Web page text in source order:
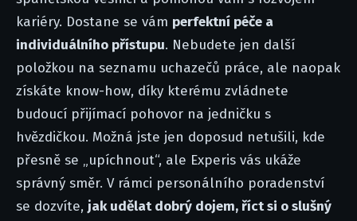
kariéry. Dostane se vám perfektní péče a
individuálního přístupu. Nebudete jen další
položkou na seznamu uchazečů práce, ale naopak
získáte know-how, díky kterému zvládnete
budoucí přijímací pohovor na jedničku s
hvězdičkou. Možná jste jen doposud netušili, kde
přesně se „upíchnout“, ale Experis vás ukáže
správný směr. V rámci personálního poradenství
se dozvíte, jak udělat dobrý dojem, říct si o slušný